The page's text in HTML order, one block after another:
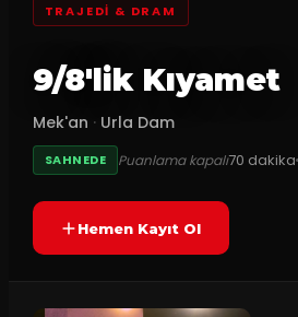
TRAJEDI & DRAM
9/8'lik Kıyamet
Mek'an · Urla Dam
SAHNEDE Puanlama kapalı70 dakika
Hemen Kayıt Ol